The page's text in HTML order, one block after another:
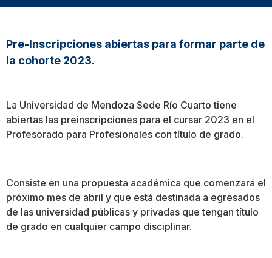
Pre-Inscripciones abiertas para formar parte de
la cohorte 2023.
La Universidad de Mendoza Sede Río Cuarto tiene
abiertas las preinscripciones para el cursar 2023 en el
Profesorado para Profesionales con título de grado.
Consiste en una propuesta académica que comenzará el
próximo mes de abril y que está destinada a egresados
de las universidad públicas y privadas que tengan título
de grado en cualquier campo disciplinar.